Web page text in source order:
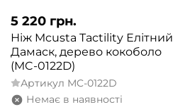
5 220 грн.
Ніж Mcusta Tactility Елітний
Дамаск, дерево кокоболо
(MC-0122D)
Артикул MC-0122D
Немає в наявності